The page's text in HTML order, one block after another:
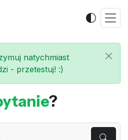
natychmiast
- przetestuj! :)
?